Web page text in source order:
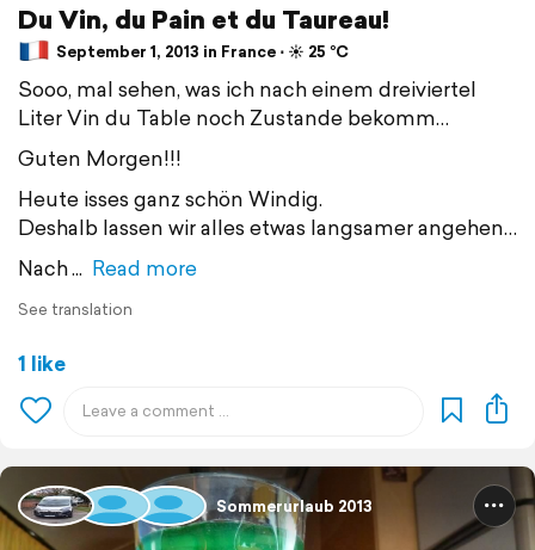
Du Vin, du Pain et du Taureau!
September 1, 2013 in France ⋅ ☀️ 25 °C
Sooo, mal sehen, was ich nach einem dreiviertel
Liter Vin du Table noch Zustande bekomm…
Guten Morgen!!!
Heute isses ganz schön Windig.
Deshalb lassen wir alles etwas langsamer angehen…
Nach
Read more
See translation
1 like
Sommerurlaub 2013